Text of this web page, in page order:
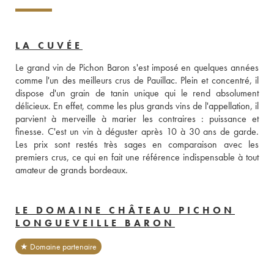
LA CUVÉE
Le grand vin de Pichon Baron s'est imposé en quelques années
comme l'un des meilleurs crus de Pauillac. Plein et concentré, il
dispose d'un grain de tanin unique qui le rend absolument
délicieux. En effet, comme les plus grands vins de l'appellation, il
parvient à merveille à marier les contraires : puissance et
finesse. C'est un vin à déguster après 10 à 30 ans de garde.
Les prix sont restés très sages en comparaison avec les
premiers crus, ce qui en fait une référence indispensable à tout
amateur de grands bordeaux.
LE DOMAINE CHÂTEAU PICHON
LONGUEVEILLE BARON
★ Domaine partenaire